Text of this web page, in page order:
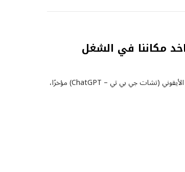
مكاننا في الشغل
أطلقت شركة الذكاء الاصطناعي (أوبن أيه آي – OpenAI) منتجها الأيقوني (تشات جي بي تي – ChatGPT) مؤخرًا،